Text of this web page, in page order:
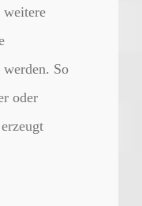
weitere
werden. So
oder